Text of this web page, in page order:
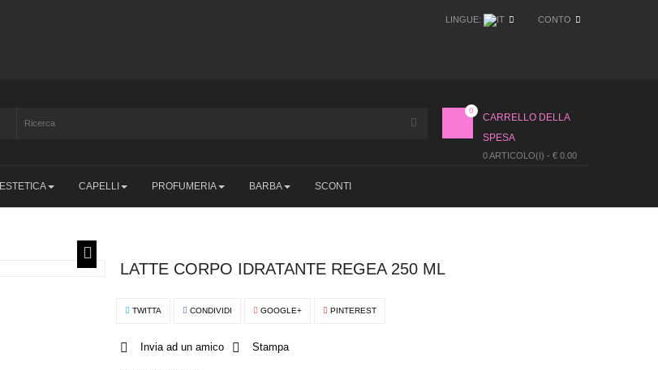
CONTO
LINGUE:
CARRELLO DELLA
SPESA
0 ARTICOLO(I) - € 0.00
0
ESTETICA CAPELLI PROFUMERIA BARBA SCONTI
LATTE CORPO IDRATANTE REGEA 250 ML
TWITTA CONDIVIDI GOOGLE+ PINTEREST
Invia ad un amico Stampa